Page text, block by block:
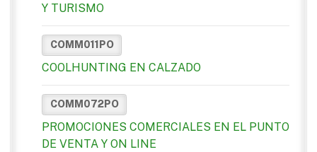
Y TURISMO
COMM011PO
COOLHUNTING EN CALZADO
COMM072PO
PROMOCIONES COMERCIALES EN EL PUNTO
DE VENTA Y ON LINE